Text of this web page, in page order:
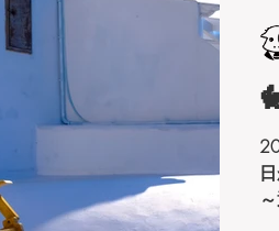
ンディワークショップ
ー サ
/スタートアップ 事業継続